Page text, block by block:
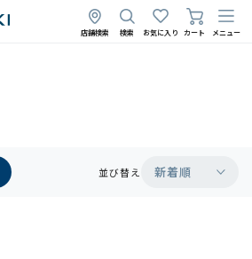
店舗検索 検索 お気に入り カート メニュー
並び替え 新着順